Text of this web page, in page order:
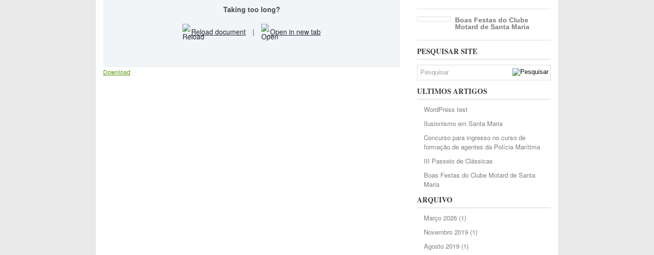
Taking too long?
Reload document | Open in new tab
Download
Boas Festas do Clube
Motard de Santa Maria
PESQUISAR SITE
ULTIMOS ARTIGOS
WordPress test
Ilusionismo em Santa Maria
Concurso para ingresso no curso de
formação de agentes da Polícia Marítima
III Passeio de Clássicas
Boas Festas do Clube Motard de Santa
Maria
ARQUIVO
Março 2026(1)
Novembro 2019(1)
Agosto 2019(1)